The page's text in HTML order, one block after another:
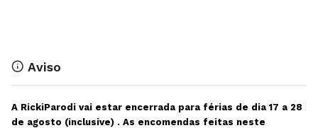
Cosmética Capilar
Equipamentos Elétricos
Depilação
Descartáveis Estética
Aviso
A RickiParodi vai estar encerrada para férias de dia 17 a 28
de agosto (inclusive) . As encomendas feitas neste